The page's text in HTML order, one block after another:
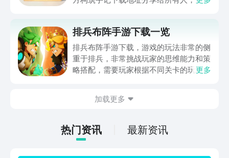
频，都能突破设备与空间限制，实现文件
高效管理，让资料流转更便捷。 9.远程
开关机：搭配向日葵专属远程开机系列硬
件使用，可轻松实现电脑的远程开机与关
机，彻底解决 “电脑已关机无法远程控制”
的核心痛点。无需现场操作，通过对应设
备即可一键控制电脑电源状态，实现了从
10.CMD/SSH：支持远程命令行，可支持
装：向日葵远程控制APP 在被控的设备
上下载安装：向日葵客户端APP 如遇到
情。如果大家想要下载这款游戏，其实方
法很简单，通过以下的链接即可先来看一
下游戏的主要乐趣吧。
排兵布阵手游下载一览
排兵布阵手游下载，游戏的玩法非常的侧
重于排兵，非常挑战玩家的思维能力和策
略搭配，需要玩家根据不同关卡的玩法设
一种士兵都有自己独特的技能，及运用的
急切的想要连接，现在，就和小编一起来
阅览一下吧！
更多
加载更多
热门资讯 最新资讯